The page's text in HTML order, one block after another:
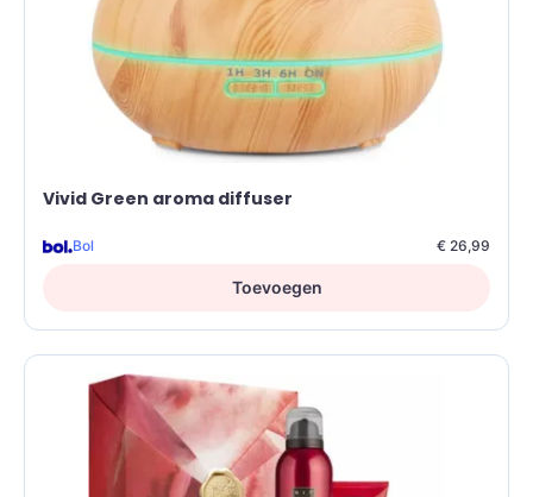
Vivid Green aroma diffuser
Bol € 26,99
Toevoegen